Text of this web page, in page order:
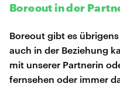
Boreout in der
Boreout gibt es
auch in der Beziehung
mit unserer Partnerin
fernsehen oder immer